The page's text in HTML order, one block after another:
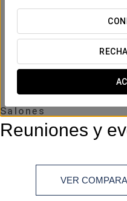
Salones
Reuniones y
VER
243 m2
altura